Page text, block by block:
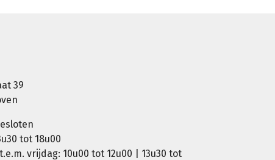
39
tot 18u00
vrijdag: 10u00 tot 12u00 | 13u30 tot